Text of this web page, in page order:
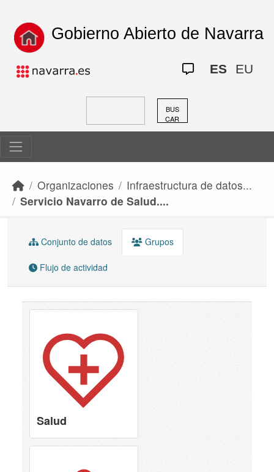
Gobierno Abierto de Navarra
ES EU
BUS
CAR
Organizaciones
Infraestructura de datos...
Servicio Navarro de Salud....
Conjunto de datos Grupos
Flujo de actividad
Salud